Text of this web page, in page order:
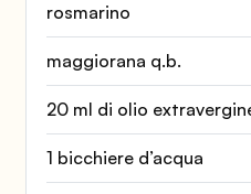
rosmarino
maggiorana q.b.
20 ml di olio
1 bicchiere d’acqua